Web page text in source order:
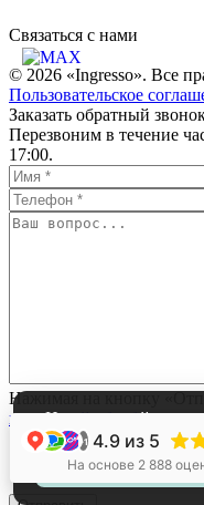
Связаться c нами
© 2026 «Ingresso». Все
Пользовательское
На нашем сайте мы
Заказать обратный
Перезвоним в течение
17:00.
Нажимая на кнопку
политикой обработки
+1 4.9из 5
На основе 2 888